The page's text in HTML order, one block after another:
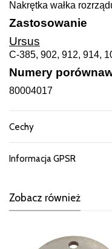
Nakrętka wałka
Zastosowanie
Ursus
C-385, 902, 912, 914,
Numery
80004017
Cechy
Informacja GPSR
Zobacz również